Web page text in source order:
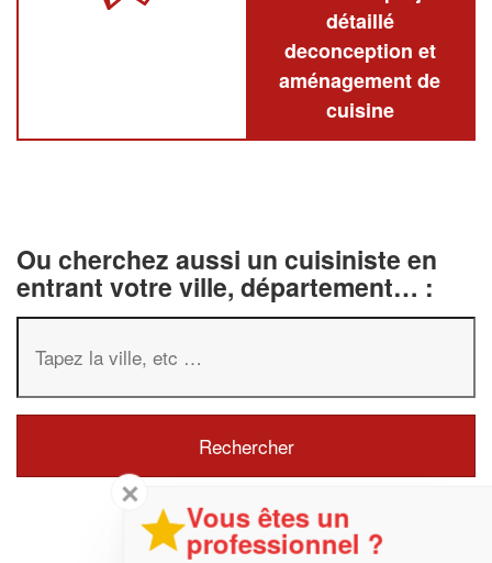
détaillé
deconception et
aménagement de
cuisine
Ou cherchez aussi un cuisiniste en
entrant votre ville, département… :
✕
Vous êtes un
professionnel ?